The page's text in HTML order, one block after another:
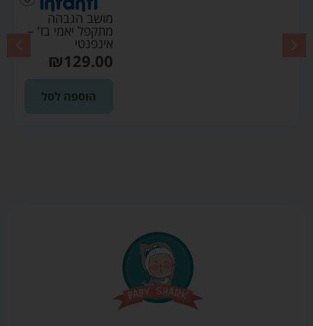
מושב הגבהה
מתקפל יאמי בז' –
אינפנטי
₪129.00
הוספה לסל